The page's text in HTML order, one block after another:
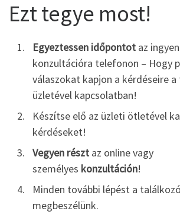
Ezt tegye most!
Egyeztessen időpontot az
konzultációra telefonon – Hogy
válaszokat kapjon a kérdéseire
üzletével kapcsolatban!
Készítse elő az üzleti ötletével
kérdéseket!
Vegyen részt az online vagy
személyes konzultáción!
Minden további lépést a
megbeszélünk.